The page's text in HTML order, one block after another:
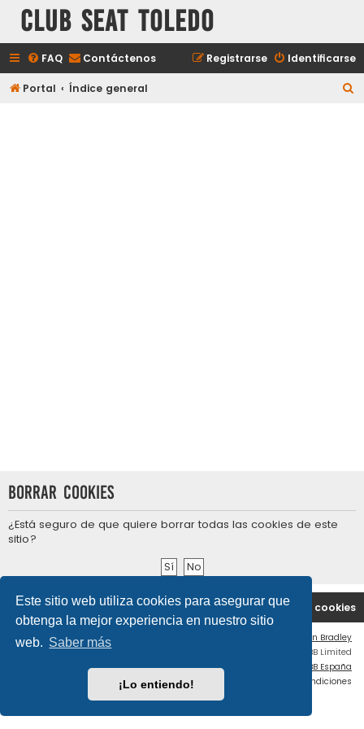
Este sitio web utiliza cookies para asegurar que
obtenga la mejor experiencia en nuestro sitio
web. Saber más
¡Lo entiendo!
Club Seat Toledo
FAQ Contáctenos Identificarse
Registrarse
Portal Índice general
Borrar cookies
¿Está seguro de que quiere borrar todas las cookies de este
sitio?
Portal Índice general Borrar cookies
Contáctenos
Ian Bradley
Desarrollado por
® Forum Software © phpBB Limited
Traducción al español por
phpBB España
Condiciones